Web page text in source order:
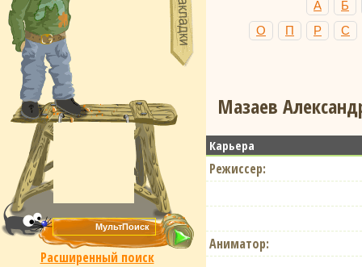
Расширенный поиск
А
Б
О
П Р С
Мазаев
Карьера
Режиссер:
Аниматор: